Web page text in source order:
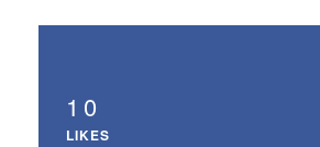
10
LIKES